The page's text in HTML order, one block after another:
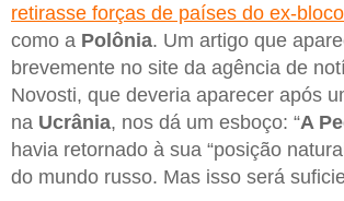
retirasse forças de países do ex-
como a Polônia. Um artigo que
brevemente no site da agência de
Novosti, que deveria aparecer após
na Ucrânia, nos dá um esboço: “A
havia retornado à sua “posição
do mundo russo. Mas isso será